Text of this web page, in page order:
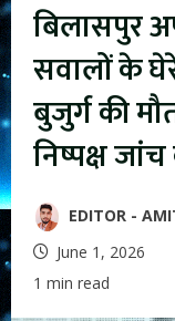
बिलासपुर
सवालों के
बुजुर्ग की
निष्पक्ष
EDITOR -
June 1, 2026
1 min read